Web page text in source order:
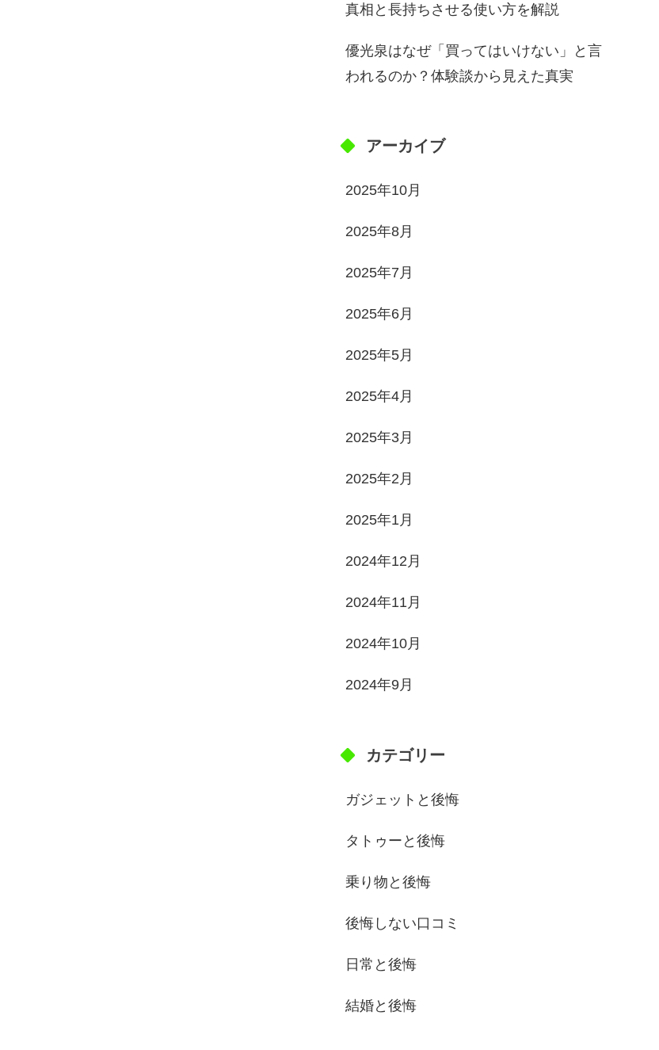
真相と長持ちさせる使い方を解説
優光泉はなぜ「買ってはいけない」と言
われるのか？体験談から見えた真実
アーカイブ
2025年10月
2025年8月
2025年7月
2025年6月
2025年5月
2025年4月
2025年3月
2025年2月
2025年1月
2024年12月
2024年11月
2024年10月
2024年9月
カテゴリー
ガジェットと後悔
タトゥーと後悔
乗り物と後悔
後悔しない口コミ
日常と後悔
結婚と後悔